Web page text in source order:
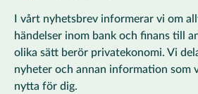
I vårt nyhetsbrev informerar vi om
händelser inom bank och finans till
olika sätt berör privatekonomi. Vi
nyheter och annan information som
nytta för dig.